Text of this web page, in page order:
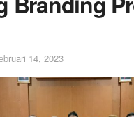
14, 2023